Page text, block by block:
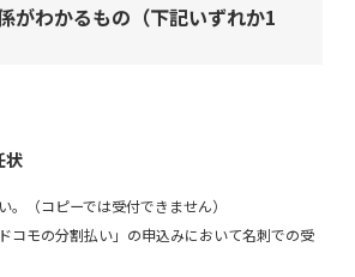
がわかるもの（下記いずれか1
状
。（コピーでは受付できません）
コモの分割払い」の申込みにおいて名刺での受